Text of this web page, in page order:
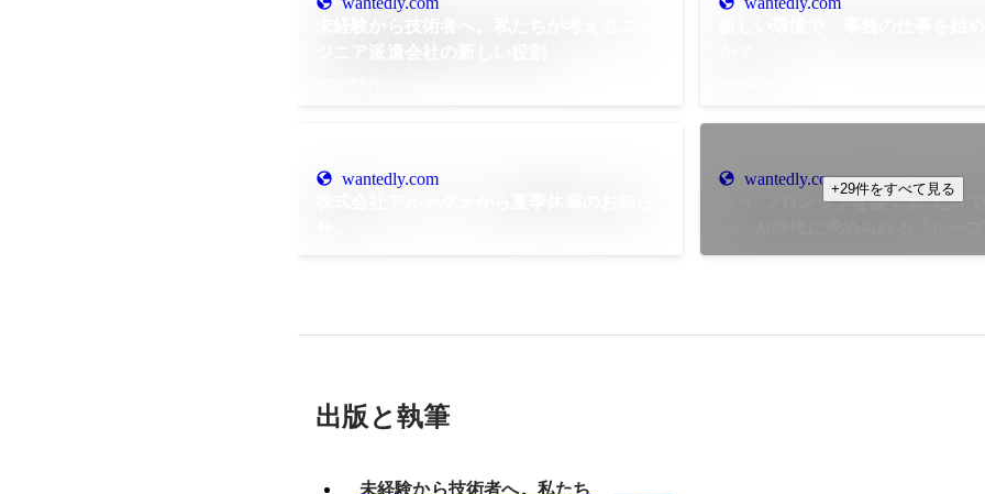
wantedly.com wantedly.com
もう“プロンプトを書く人”だけで
アリング」という考え方
+29件をすべて見る
出版と執筆